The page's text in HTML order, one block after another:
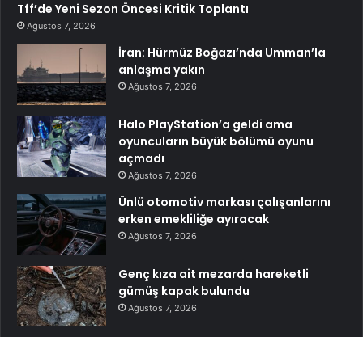
Tff’de Yeni Sezon Öncesi Kritik Toplantı
Ağustos 7, 2026
İran: Hürmüz Boğazı’nda Umman’la
anlaşma yakın
Ağustos 7, 2026
Halo PlayStation’a geldi ama
oyuncuların büyük bölümü oyunu
açmadı
Ağustos 7, 2026
Ünlü otomotiv markası çalışanlarını
erken emekliliğe ayıracak
Ağustos 7, 2026
Genç kıza ait mezarda hareketli
gümüş kapak bulundu
Ağustos 7, 2026